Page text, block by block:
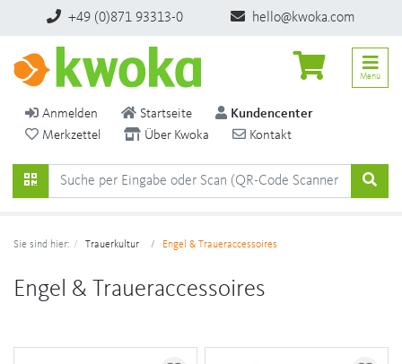
+49 (0)871 93313-0 hello@kwoka.com
Anmelden Startseite
Kundencenter
Merkzettel
Über Kwoka Kontakt
Menü
Sie sind hier: Trauerkultur Engel & Traueraccessoires
Engel & Traueraccessoires